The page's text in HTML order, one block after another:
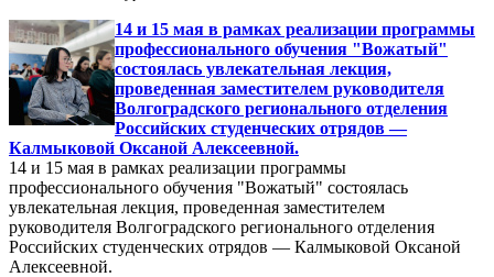
14 и 15 мая в рамках реализации программы
профессионального обучения "Вожатый"
состоялась увлекательная лекция,
проведенная заместителем руководителя
Волгоградского регионального отделения
Российских студенческих отрядов —
Калмыковой Оксаной Алексеевной.
14 и 15 мая в рамках реализации программы
профессионального обучения "Вожатый" состоялась
увлекательная лекция, проведенная заместителем
руководителя Волгоградского регионального отделения
Российских студенческих отрядов — Калмыковой Оксаной
Алексеевной.